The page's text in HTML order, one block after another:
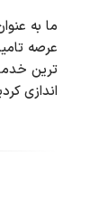
ما به
عرصه
ترین
اندازی